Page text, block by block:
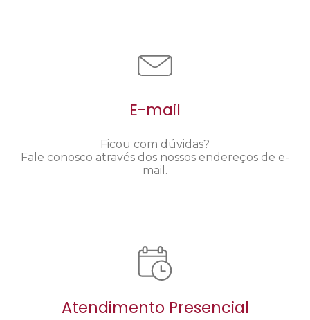
E-mail
Ficou com dúvidas?
Fale conosco através dos nossos endereços de e-
mail.
Atendimento Presencial